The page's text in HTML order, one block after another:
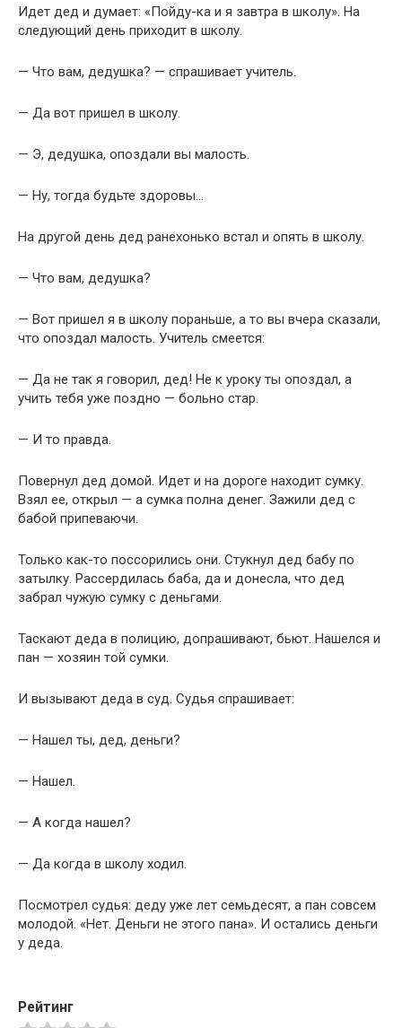
Идет дед и думает: «Пойду-ка и я завтра в школу». На
следующий день приходит в школу.
— Что вам, дедушка? — спрашивает учитель.
— Да вот пришел в школу.
— Э, дедушка, опоздали вы малость.
— Ну, тогда будьте здоровы…
На другой день дед ранехонько встал и опять в школу.
— Что вам, дедушка?
— Вот пришел я в школу пораньше, а то вы вчера сказали,
что опоздал малость. Учитель смеется:
— Да не так я говорил, дед! Не к уроку ты опоздал, а
учить тебя уже поздно — больно стар.
— И то правда.
Повернул дед домой. Идет и на дороге находит сумку.
Взял ее, открыл — а сумка полна денег. Зажили дед с
бабой припеваючи.
Только как-то поссорились они. Стукнул дед бабу по
затылку. Рассердилась баба, да и донесла, что дед
забрал чужую сумку с деньгами.
Таскают деда в полицию, допрашивают, бьют. Нашелся и
пан — хозяин той сумки.
И вызывают деда в суд. Судья спрашивает:
— Нашел ты, дед, деньги?
— Нашел.
— А когда нашел?
— Да когда в школу ходил.
Посмотрел судья: деду уже лет семьдесят, а пан совсем
молодой. «Нет. Деньги не этого пана». И остались деньги
у деда.
Рейтинг